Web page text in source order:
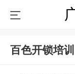
百色开锁培训